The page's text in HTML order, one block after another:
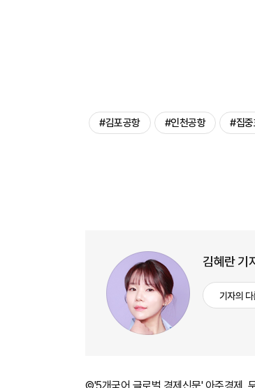
#김포공항 #인천공항 #집중
김혜란 기
기자의